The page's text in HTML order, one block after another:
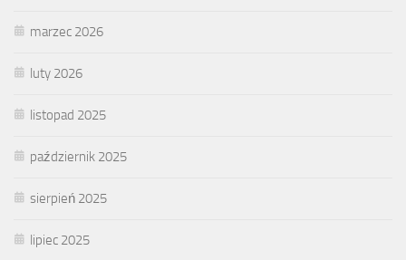
marzec 2026
luty 2026
listopad 2025
październik 2025
sierpień 2025
lipiec 2025